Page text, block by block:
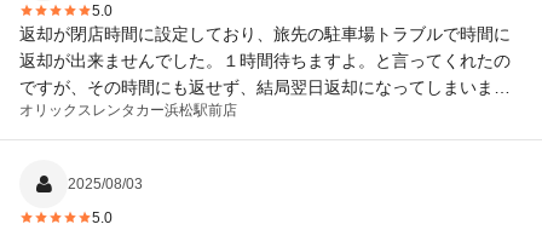
5.0
返却が閉店時間に設定しており、旅先の駐車場トラブルで時間に
返却が出来ませんでした。１時間待ちますよ。と言ってくれたの
ですが、その時間にも返せず、結局翌日返却になってしまいまし
た。が、心配ないですよ。大丈夫ですよ。と不安を取り除いて頂
き、とても心強かったです。対応に感謝しかありません。本当に
オリックスレンタカー浜松駅前店
2025/08/03
5.0